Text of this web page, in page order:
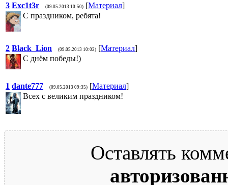
3 Exc1t3r (09.05.2013 10:50) [Материал]
C праздником, ребята!
2 Black_Lion (09.05.2013 10:02) [Материал]
C днём победы!)
1 dante777 (09.05.2013 09:35) [Материал]
Всех с великим праздником!
Оставлять